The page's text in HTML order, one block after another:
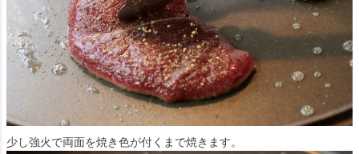
少し強火で両面を焼き色が付くまで焼きます。